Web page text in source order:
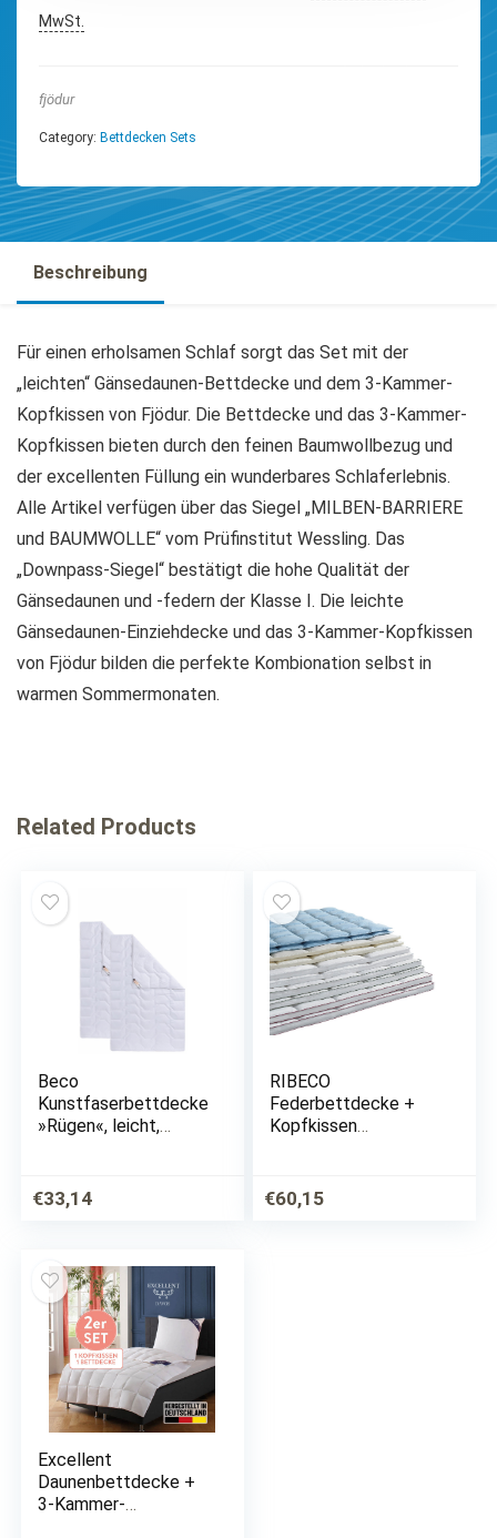
MwSt.
fjödur
Category: Bettdecken Sets
Beschreibung
Für einen erholsamen Schlaf sorgt das Set mit der
„leichten“ Gänsedaunen-Bettdecke und dem 3-Kammer-
Kopfkissen von Fjödur. Die Bettdecke und das 3-Kammer-
Kopfkissen bieten durch den feinen Baumwollbezug und
der excellenten Füllung ein wunderbares Schlaferlebnis.
Alle Artikel verfügen über das Siegel „MILBEN-BARRIERE
und BAUMWOLLE“ vom Prüfinstitut Wessling. Das
„Downpass-Siegel“ bestätigt die hohe Qualität der
Gänsedaunen und -federn der Klasse I. Die leichte
Gänsedaunen-Einziehdecke und das 3-Kammer-Kopfkissen
von Fjödur bilden die perfekte Kombionation selbst in
warmen Sommermonaten.
Related Products
Beco
Kunstfaserbettdecke
»Rügen«, leicht,
St.), Jede 2. Decke
(gleiche Größe &
€33,14
RIBECO
Federbettdecke +
Kopfkissen
LAGERRÄUMUNG!
Solange der Vorrat
€60,15
Excellent
Daunenbettdecke +
3-Kammer-